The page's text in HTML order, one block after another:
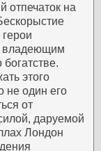
отпечаток на
владеющим
этого
не один его
от
даруемой
Лондон